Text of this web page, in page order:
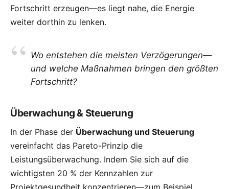
Fortschritt erzeugen—es liegt nahe, die Energie
weiter dorthin zu lenken.
Wo entstehen die meisten Verzögerungen—
und welche Maßnahmen bringen den größten
Fortschritt?
Überwachung & Steuerung
In der Phase der Überwachung und Steuerung
vereinfacht das Pareto-Prinzip die
Leistungsüberwachung. Indem Sie sich auf die
wichtigsten 20 % der Kennzahlen zur
Projektgesundheit konzentrieren—zum Beispiel